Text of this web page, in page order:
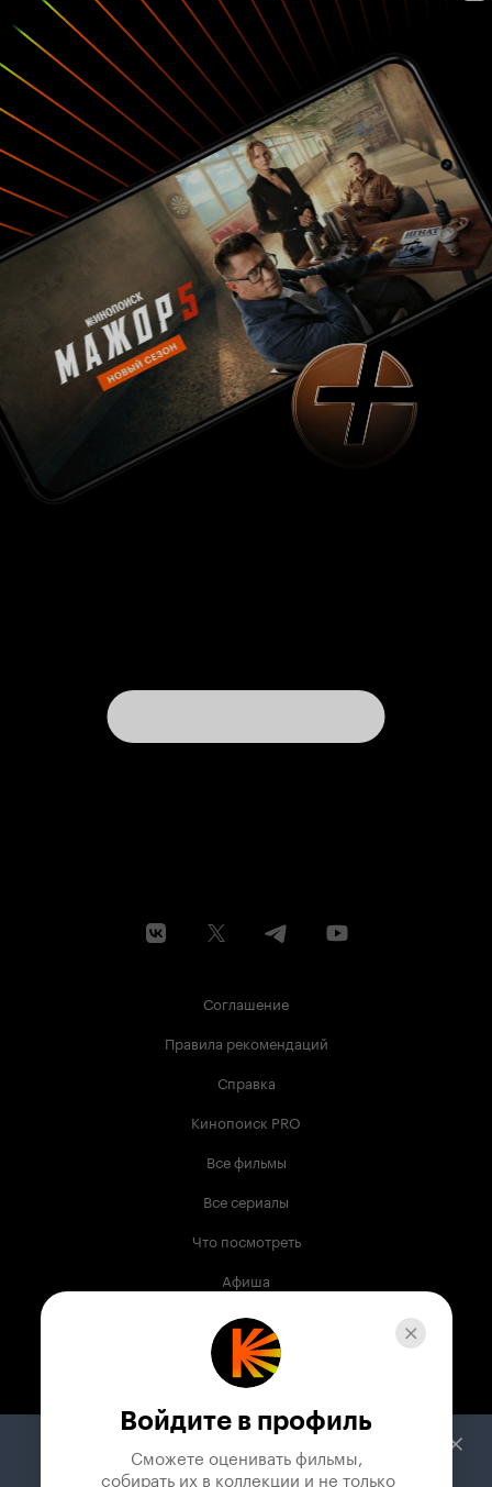
Соглашение
Правила рекомендаций
Справка
Кинопоиск PRO
Все фильмы
Все сериалы
Что посмотреть
Афиша
Музыка
Телепрограмма
Служба поддержки
Войдите в профиль
Сможете оценивать фильмы,
собирать их в коллекции и не только